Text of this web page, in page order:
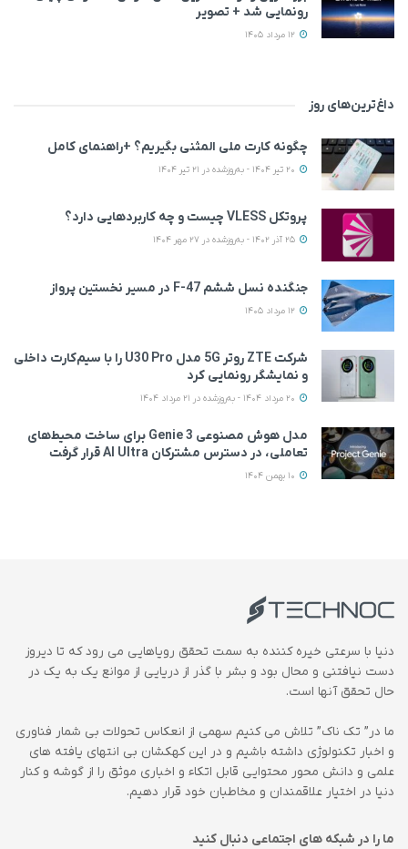
رونمایی شد + تصویر
داغ‌ترین‌های روز
چگونه کارت ملی المثنی بگیریم؟ +راهنمای کامل
پروتکل VLESS چیست و چه کاربردهایی دارد؟
جنگنده نسل ششم F-47 در مسیر نخستین پرواز
شرکت ZTE روتر 5G مدل U30 Pro را با سیم‌کارت داخلی
و نمایشگر رونمایی کرد
مدل هوش مصنوعی Genie 3 برای ساخت محیط‌های
تعاملی، در دسترس مشترکان AI Ultra قرار گرفت
دنیا با سرعتی خیره کننده به سمت تحقق رویاهایی می رود که تا دیروز
دست نیافتنی و محال بود و بشر با گذر از دریایی از موانع یک به یک در
حال تحقق آنها است.
ما در” تک ناک” تلاش می کنیم سهمی از انعکاس تحولات بی شمار فناوری
و اخبار تکنولوژی داشته باشیم و در این کهکشان بی انتهای یافته های
علمی و دانش محور محتوایی قابل اتکاء و اخباری موثق را از گوشه و کنار
دنیا در اختیار علاقمندان و مخاطبان خود قرار دهیم.
ما را در شبکه های اجتماعی دنبال کنید